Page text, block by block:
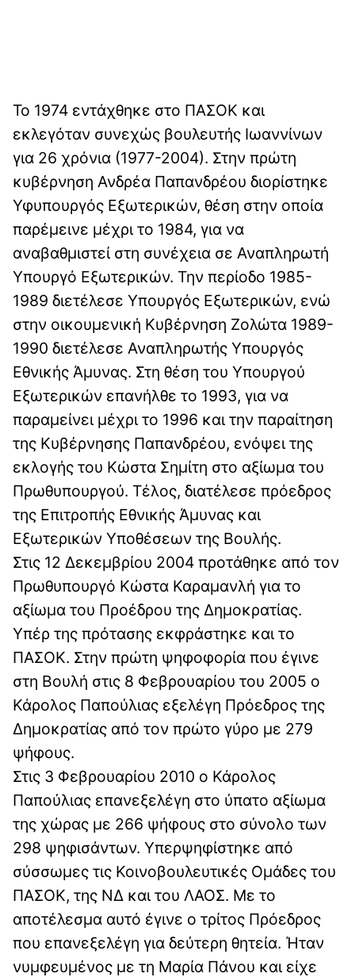
Το 1974 εντάχθηκε στο ΠΑΣΟΚ και
εκλεγόταν συνεχώς βουλευτής Ιωαννίνων
για 26 χρόνια (1977-2004). Στην πρώτη
κυβέρνηση Ανδρέα Παπανδρέου διορίστηκε
Υφυπουργός Εξωτερικών, θέση στην οποία
παρέμεινε μέχρι το 1984, για να
αναβαθμιστεί στη συνέχεια σε Αναπληρωτή
Υπουργό Εξωτερικών. Την περίοδο 1985-
1989 διετέλεσε Υπουργός Εξωτερικών, ενώ
στην οικουμενική Κυβέρνηση Ζολώτα 1989-
1990 διετέλεσε Αναπληρωτής Υπουργός
Εθνικής Άμυνας. Στη θέση του Υπουργού
Εξωτερικών επανήλθε το 1993, για να
παραμείνει μέχρι το 1996 και την παραίτηση
της Κυβέρνησης Παπανδρέου, ενόψει της
εκλογής του Κώστα Σημίτη στο αξίωμα του
Πρωθυπουργού. Τέλος, διατέλεσε πρόεδρος
της Επιτροπής Εθνικής Άμυνας και
Εξωτερικών Υποθέσεων της Βουλής.
Στις 12 Δεκεμβρίου 2004 προτάθηκε από τον
Πρωθυπουργό Κώστα Καραμανλή για το
αξίωμα του Προέδρου της Δημοκρατίας.
Υπέρ της πρότασης εκφράστηκε και το
ΠΑΣΟΚ. Στην πρώτη ψηφοφορία που έγινε
στη Βουλή στις 8 Φεβρουαρίου του 2005 ο
Κάρολος Παπούλιας εξελέγη Πρόεδρος της
Δημοκρατίας από τον πρώτο γύρο με 279
ψήφους.
Στις 3 Φεβρουαρίου 2010 ο Κάρολος
Παπούλιας επανεξελέγη στο ύπατο αξίωμα
της χώρας με 266 ψήφους στο σύνολο των
298 ψηφισάντων. Υπερψηφίστηκε από
σύσσωμες τις Κοινοβουλευτικές Ομάδες του
ΠΑΣΟΚ, της ΝΔ και του ΛΑΟΣ. Με το
αποτέλεσμα αυτό έγινε ο τρίτος Πρόεδρος
που επανεξελέγη για δεύτερη θητεία. Ήταν
νυμφευμένος με τη Μαρία Πάνου και είχε